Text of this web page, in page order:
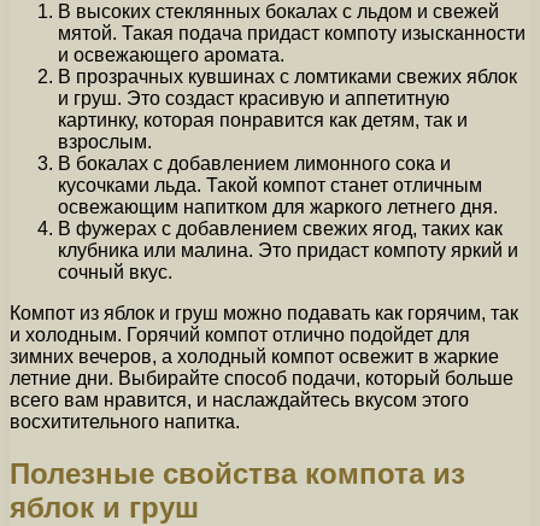
В высоких стеклянных бокалах с льдом и свежей
мятой. Такая подача придаст компоту изысканности
и освежающего аромата.
В прозрачных кувшинах с ломтиками свежих яблок
и груш. Это создаст красивую и аппетитную
картинку, которая понравится как детям, так и
взрослым.
В бокалах с добавлением лимонного сока и
кусочками льда. Такой компот станет отличным
освежающим напитком для жаркого летнего дня.
В фужерах с добавлением свежих ягод, таких как
клубника или малина. Это придаст компоту яркий и
сочный вкус.
Компот из яблок и груш можно подавать как горячим, так
и холодным. Горячий компот отлично подойдет для
зимних вечеров, а холодный компот освежит в жаркие
летние дни. Выбирайте способ подачи, который больше
всего вам нравится, и наслаждайтесь вкусом этого
восхитительного напитка.
Полезные свойства компота из
яблок и груш